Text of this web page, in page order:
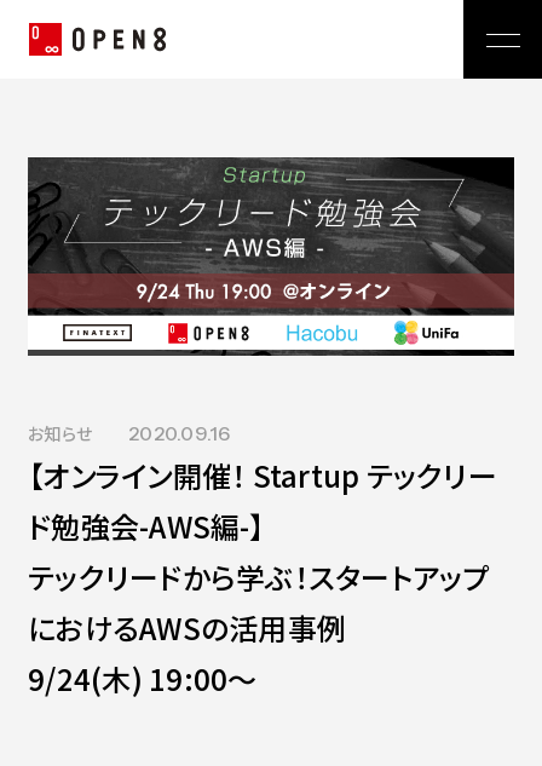
代表メッセージ
ミッション
経営メンバー
会社概要
沿革
News
プレスリリース
おしらせ
広報 BLOG
Service
Video BRAIN
V-matic
Technology
Recruit
OPEN8のバリュー
会社紹介資料
社員インタビュー
福利厚生
Sustainability
Contact
お知らせ 2020.09.16
【オンライン開催！ Startup テックリー
ド勉強会-AWS編-】
テックリードから学ぶ！スタートアップ
におけるAWSの活用事例
9/24(木) 19:00～